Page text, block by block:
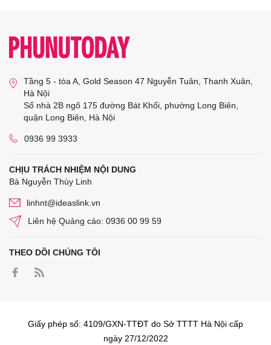
Tầng 5 - tòa A, Gold Season 47 Nguyễn Tuân, Thanh Xuân,
Hà Nội
Số nhà 2B ngõ 175 đường Bát Khối, phường Long Biên,
quận Long Biên, Hà Nội
0936 99 3933
CHỊU TRÁCH NHIỆM NỘI DUNG
Bà Nguyễn Thùy Linh
linhnt@ideaslink.vn
Liên hệ Quảng cáo: 0936 00 99 59
THEO DÕI CHÚNG TÔI
Giấy phép số: 4109/GXN-TTĐT do Sở TTTT Hà Nội cấp
ngày 27/12/2022